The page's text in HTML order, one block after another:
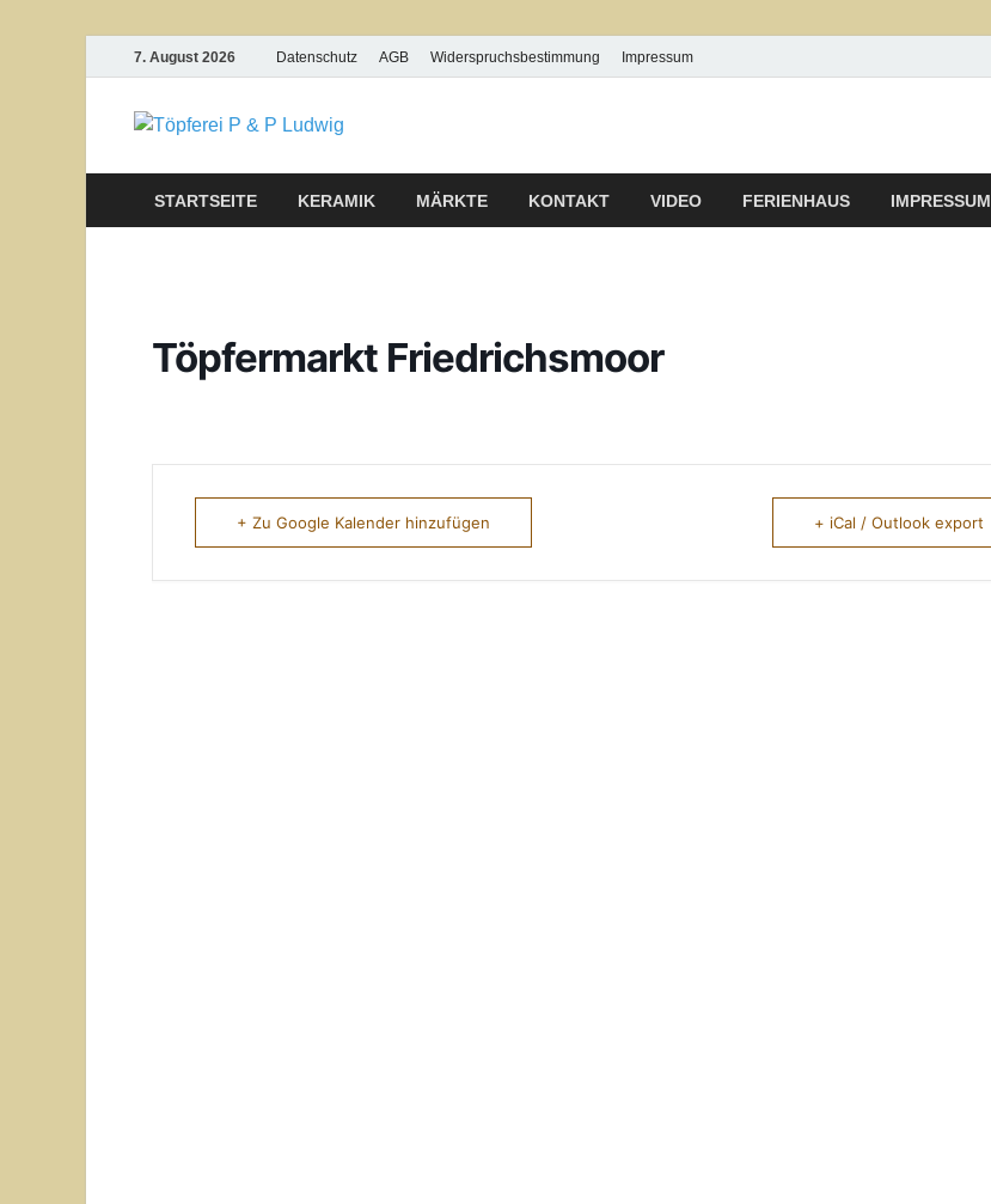
7. August 2026 Datenschutz AGB Widerspruchsbestimmung Impressum
STARTSEITE KERAMIK MÄRKTE KONTAKT VIDEO FERIENHAUS IMPRESSUM
Töpfermarkt Friedrichsmoor
+ Zu Google Kalender hinzufügen + iCal / Outlook export